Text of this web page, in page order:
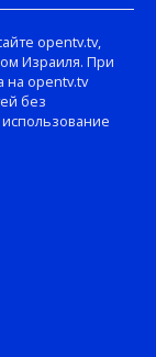
opentv.tv,
Израиля. При
на opentv.tv
без